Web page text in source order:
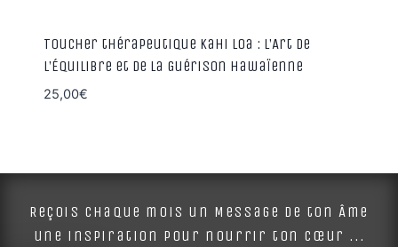
Toucher thérapeutique Kahi Loa : L’Art de
l’Équilibre et de la Guérison Hawaïenne
25,00€
Reçois chaque mois un Message de ton Âme
une inspiration pour nourrir ton cœur ...